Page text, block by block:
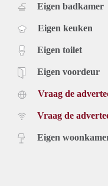
Eigen badkamer
Eigen keuken
Eigen toilet
Eigen voordeur
Vraag de
Vraag de
Eigen